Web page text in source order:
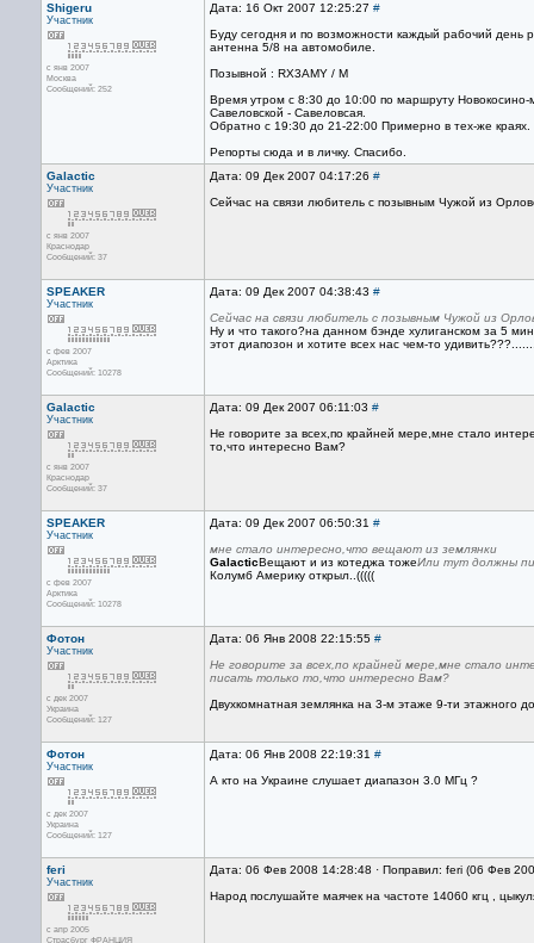
Shigeru
Участник
с янв 2007
Москва
Сообщений: 252
Дата: 16 Окт 2007 12:25:27 #
Буду сегодня и по возможности каждый рабочий
антенна 5/8 на автомобиле.
Позывной : RX3AMY / M
Время утром с 8:30 до 10:00 по маршруту
Савеловской - Савеловсая.
Обратно с 19:30 до 21-22:00 Примерно в тех-же краях.
Репорты сюда и в личку. Спасибо.
Galactic
Участник
с янв 2007
Краснодар
Сообщений: 37
Дата: 09 Дек 2007 04:17:26 #
Сейчас на связи любитель с позывным Чужой из
SPEAKER
Участник
с фев 2007
Арктика
Сообщений: 10278
Дата: 09 Дек 2007 04:38:43 #
Сейчас на связи любитель с позывным Чужой из
Ну и что такого?на данном бэнде хулиганском за 5
этот диапозон и хотите всех нас чем-то
Galactic
Участник
с янв 2007
Краснодар
Сообщений: 37
Дата: 09 Дек 2007 06:11:03 #
Не говорите за всех,по крайней мере,мне стало
то,что интересно Вам?
SPEAKER
Участник
с фев 2007
Арктика
Сообщений: 10278
Дата: 09 Дек 2007 06:50:31 #
мне стало интересно,что вещают из землянки
GalacticВещают и из котеджа тожеИли тут должны
Колумб Америку открыл..(((((
Фотон
Участник
с дек 2007
Украина
Сообщений: 127
Дата: 06 Янв 2008 22:15:55 #
Не говорите за всех,по крайней мере,мне стало
писать только то,что интересно Вам?
Двухкомнатная землянка на 3-м этаже 9-ти этажного
Фотон
Участник
с дек 2007
Украина
Сообщений: 127
Дата: 06 Янв 2008 22:19:31 #
А кто на Украине слушает диапазон 3.0 МГц ?
feri
Участник
с апр 2005
Страсбург ФРАНЦИЯ
Дата: 06 Фев 2008 14:28:48 · Поправил: feri (06 Фев
Народ послушайте маячек на частоте 14060 кгц ,